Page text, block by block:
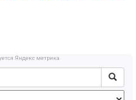
Яндекс метрика